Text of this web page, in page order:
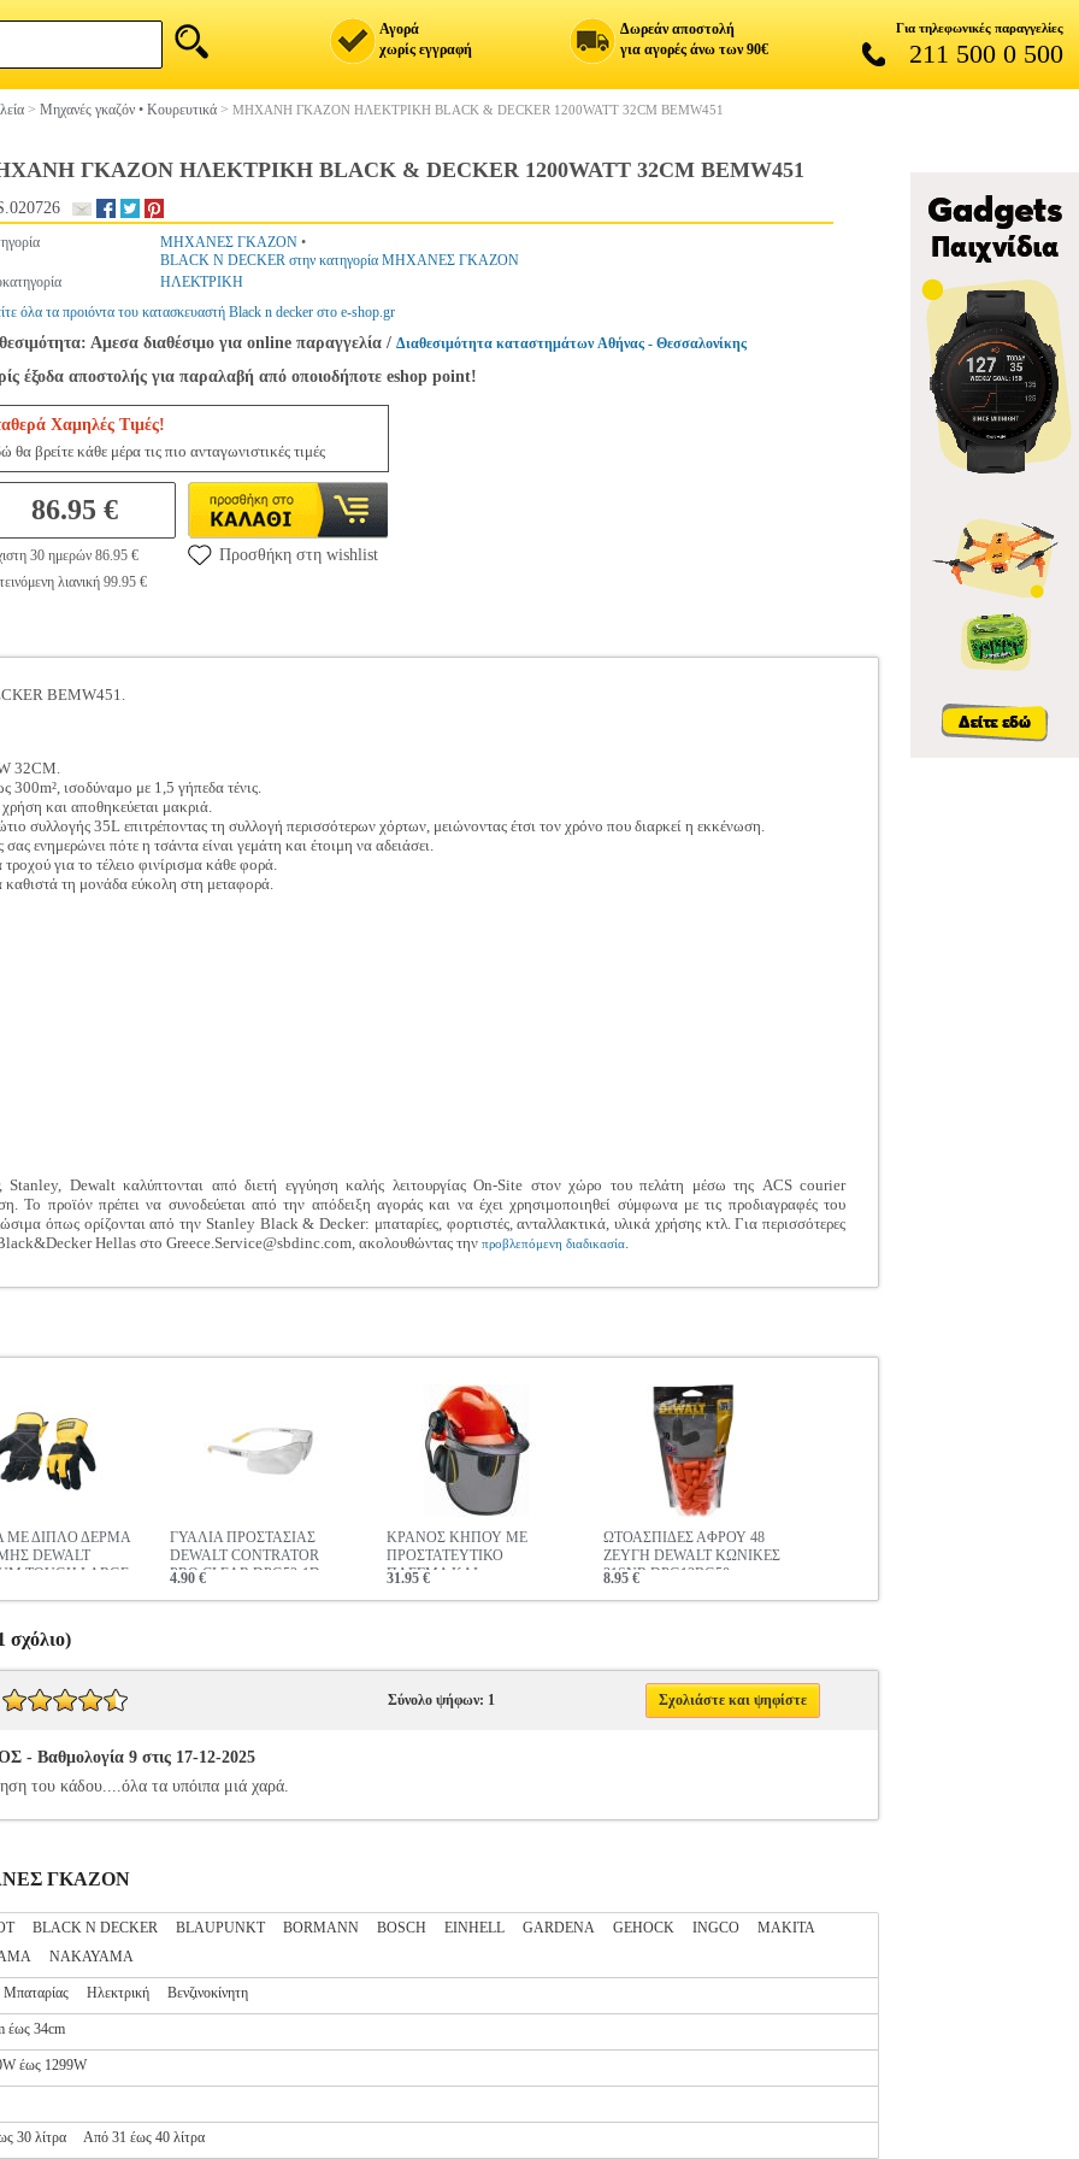
Αγορά
χωρίς εγγραφή
Δωρεάν αποστολή
για αγορές άνω των 90€
Για τηλεφωνικές παραγγελίες
211 500 0 500
> Μηχανές γκαζόν • Κουρευτικά > ΜΗΧΑΝΗ ΓΚΑΖΟΝ ΗΛΕΚΤΡΙΚΗ BLACK & DECKER 1200WATT 32CM BEMW451
ΓΚΑΖΟΝ ΗΛΕΚΤΡΙΚΗ BLACK & DECKER 1200WATT 32CM BEMW451
ΜΗΧΑΝΕΣ ΓΚΑΖΟΝ •
BLACK N DECKER στην κατηγορία ΜΗΧΑΝΕΣ ΓΚΑΖΟΝ
ΗΛΕΚΤΡΙΚΗ
όλα τα προιόντα του κατασκευαστή Black n decker στο e-shop.gr
Αμεσα διαθέσιμο για online παραγγελία / Διαθεσιμότητα καταστημάτων Αθήνας - Θεσσαλονίκης
έξοδα αποστολής για παραλαβή από οποιοδήποτε eshop point!
Χαμηλές Τιμές!
θα βρείτε κάθε μέρα τις πιο ανταγωνιστικές τιμές
86.95 €
30 ημερών 86.95 €
λιανική 99.95 €
Προσθήκη στη wishlist
BEMW451.
32CM.
300m², ισοδύναμο με 1,5 γήπεδα τένις.
και αποθηκεύεται μακριά.
συλλογής 35L επιτρέποντας τη συλλογή περισσότερων χόρτων, μειώνοντας έτσι τον χρόνο που διαρκεί η εκκένωση.
ενημερώνει πότε η τσάντα είναι γεμάτη και έτοιμη να αδειάσει.
για το τέλειο φινίρισμα κάθε φορά.
τη μονάδα εύκολη στη μεταφορά.
Dewalt καλύπτονται από διετή εγγύηση καλής λειτουργίας On-Site στον χώρο του πελάτη μέσω της ACS courier
Το προϊόν πρέπει να συνοδεύεται από την απόδειξη αγοράς και να έχει χρησιμοποιηθεί σύμφωνα με τις προδιαγραφές του
όπως ορίζονται από την Stanley Black & Decker: μπαταρίες, φορτιστές, ανταλλακτικά, υλικά χρήσης κτλ. Για περισσότερες
Hellas στο Greece.Service@sbdinc.com, ακολουθώντας την προβλεπόμενη διαδικασία.
ΜΕ ΔΙΠΛΟ ΔΕΡΜΑ
DEWALT
TOUGH LARGE
ΓΥΑΛΙΑ ΠΡΟΣΤΑΣΙΑΣ
DEWALT CONTRATOR
PRO CLEAR DPG52-1D
4.90 €
ΚΡΑΝΟΣ ΚΗΠΟΥ ΜΕ
ΠΡΟΣΤΑΤΕΥΤΙΚΟ
ΠΛΕΓΜΑ ΚΑΙ
31.95 €
ΩΤΟΑΣΠΙΔΕΣ ΑΦΡΟΥ 48
ΖΕΥΓΗ DEWALT ΚΩΝΙΚΕΣ
31SNR DPG12BG50
8.95 €
σχόλιο)
Σύνολο ψήφων: 1 Σχολιάστε και ψηφίστε
9 στις 17-12-2025
του κάδου....όλα τα υπόιπα μιά χαρά.
ΓΚΑΖΟΝ
BLACK N DECKER BLAUPUNKT BORMANN BOSCH EINHELL GARDENA GEHOCK INGCO
MAKITA
ΝΑΚΑΥΑΜΑ
Μπαταρίας Ηλεκτρική Βενζινοκίνητη
έως 34cm
έως 1299W
30 λίτρα Από 31 έως 40 λίτρα